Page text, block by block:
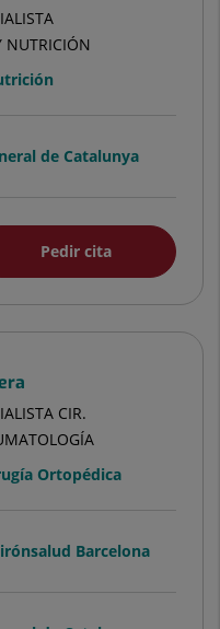
NUTRICIÓN
de Catalunya
Pedir cita
CIR.
Ortopédica
Barcelona